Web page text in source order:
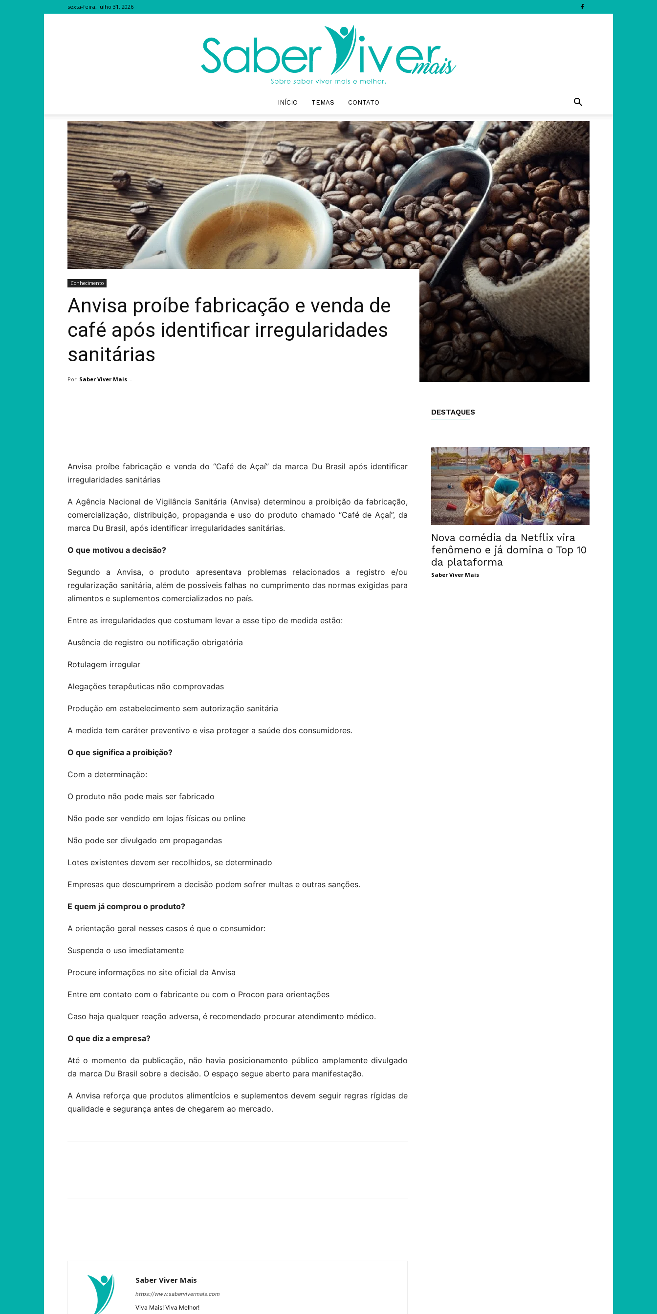
sexta-feira, julho 31, 2026
Saber
Viver
Mais
INÍCIO TEMAS CONTATO
Conhecimento
Anvisa proíbe fabricação e venda de
café após identificar irregularidades
sanitárias
Por Saber Viver Mais -
Anvisa proíbe fabricação e venda do “Café de Açaí” da marca Du Brasil após identificar
irregularidades sanitárias
A Agência Nacional de Vigilância Sanitária (Anvisa) determinou a proibição da fabricação,
comercialização, distribuição, propaganda e uso do produto chamado “Café de Açaí”, da
marca Du Brasil, após identificar irregularidades sanitárias.
O que motivou a decisão?
Segundo a Anvisa, o produto apresentava problemas relacionados a registro e/ou
regularização sanitária, além de possíveis falhas no cumprimento das normas exigidas para
alimentos e suplementos comercializados no país.
Entre as irregularidades que costumam levar a esse tipo de medida estão:
Ausência de registro ou notificação obrigatória
Rotulagem irregular
Alegações terapêuticas não comprovadas
Produção em estabelecimento sem autorização sanitária
A medida tem caráter preventivo e visa proteger a saúde dos consumidores.
O que significa a proibição?
Com a determinação:
O produto não pode mais ser fabricado
Não pode ser vendido em lojas físicas ou online
Não pode ser divulgado em propagandas
Lotes existentes devem ser recolhidos, se determinado
Empresas que descumprirem a decisão podem sofrer multas e outras sanções.
E quem já comprou o produto?
A orientação geral nesses casos é que o consumidor:
Suspenda o uso imediatamente
Procure informações no site oficial da Anvisa
Entre em contato com o fabricante ou com o Procon para orientações
Caso haja qualquer reação adversa, é recomendado procurar atendimento médico.
O que diz a empresa?
Até o momento da publicação, não havia posicionamento público amplamente divulgado
da marca Du Brasil sobre a decisão. O espaço segue aberto para manifestação.
A Anvisa reforça que produtos alimentícios e suplementos devem seguir regras rígidas de
qualidade e segurança antes de chegarem ao mercado.
Saber Viver Mais
https://www.sabervivermais.com
Viva Mais! Viva Melhor!
DESTAQUES
Nova comédia da Netflix vira
fenômeno e já domina o Top 10
da plataforma
Saber Viver Mais